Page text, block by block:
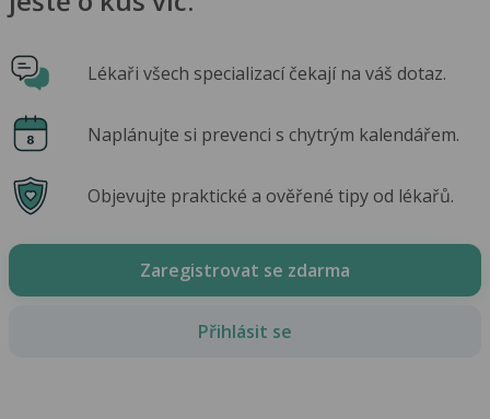
Lékaři všech specializací čekají na váš dotaz.
Naplánujte si prevenci s chytrým kalendářem.
Objevujte praktické a ověřené tipy od lékařů.
Zaregistrovat se zdarma
Přihlásit se